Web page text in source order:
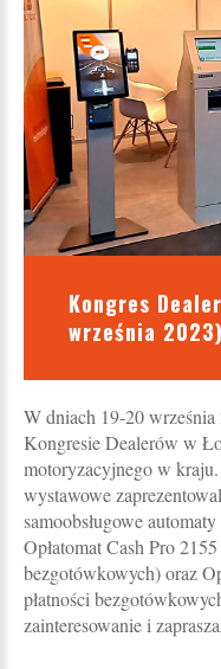
Kongres
września 2023)
W dniach 19-20
Kongresie Dealerów w
motoryzacyjnego w
wystawowe
samoobsługowe
Opłatomat Cash Pro
bezgotówkowych) oraz
płatności
zainteresowanie i